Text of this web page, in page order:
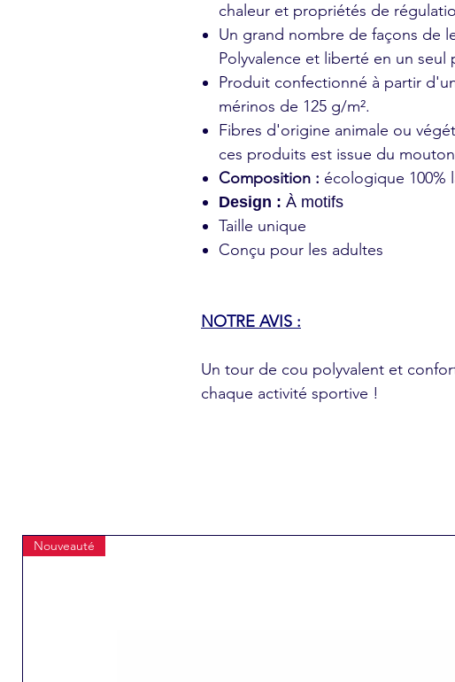
chaleur et propriétés de
Un grand nombre de façons de
Polyvalence et liberté en un seul
Produit confectionné à partir
mérinos de 125 g/m².
Fibres d'origine animale ou
ces produits est issue du
Composition : écologique 100%
Design : À motifs
Taille unique
Conçu pour les adultes
NOTRE AVIS :
Un tour de cou polyvalent et
chaque activité sportive !
Nouveauté